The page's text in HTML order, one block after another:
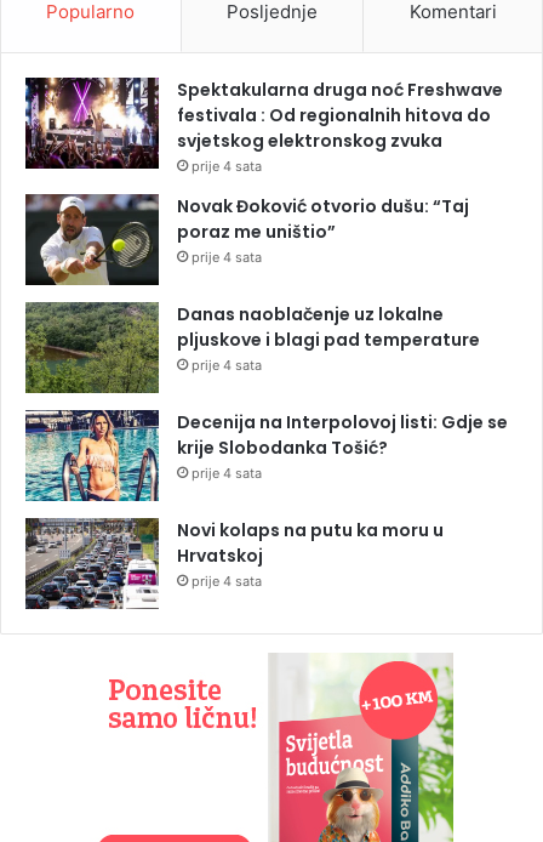
Popularno Posljednje Komentari
Spektakularna druga noć Freshwave
festivala : Od regionalnih hitova do
svjetskog elektronskog zvuka
prije 4 sata
Novak Đoković otvorio dušu: “Taj
poraz me uništio”
prije 4 sata
Danas naoblačenje uz lokalne
pljuskove i blagi pad temperature
prije 4 sata
Decenija na Interpolovoj listi: Gdje se
krije Slobodanka Tošić?
prije 4 sata
Novi kolaps na putu ka moru u
Hrvatskoj
prije 4 sata